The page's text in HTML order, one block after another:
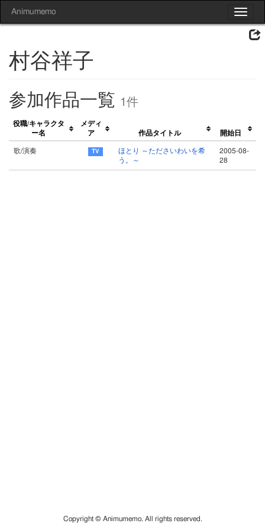
Toggle
Animumemo
村谷祥子
参加作品一覧 1件
役職/キャラクタ
ー名
メディ
ア
作品タイトル 開始日
歌/演奏
ほとり ～たださいわいを希
う。～
2005-08-
28
Copyright © Animumemo. All rights reserved.